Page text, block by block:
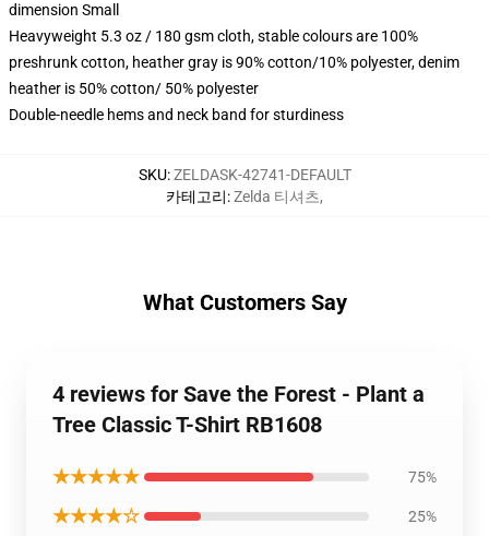
dimension Small
Heavyweight 5.3 oz / 180 gsm cloth, stable colours are 100%
preshrunk cotton, heather gray is 90% cotton/10% polyester, denim
heather is 50% cotton/ 50% polyester
Double-needle hems and neck band for sturdiness
SKU:ZELDASK-42741-DEFAULT
카테고리:Zelda 티셔츠,
What Customers Say
4 reviews for Save the Forest - Plant a
Tree Classic T-Shirt RB1608
★★★★★ 75%
★★★★☆ 25%